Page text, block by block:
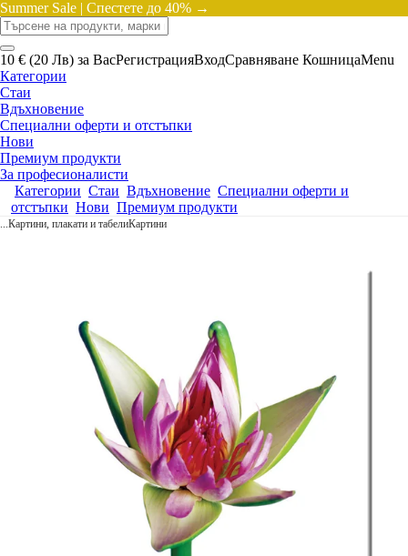
Summer Sale | Спестете до 40% →
10 € (20 Лв) за ВасРегистрацияВходСравняване КошницаMenu
Категории
Стаи
Вдъхновение
Специални оферти и отстъпки
Нови
Премиум продукти
За професионалисти
Категории Стаи Вдъхновение Специални оферти и
отстъпки Нови Премиум продукти
...Картини, плакати и табелиКартини